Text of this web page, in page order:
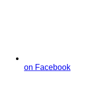
on Facebook